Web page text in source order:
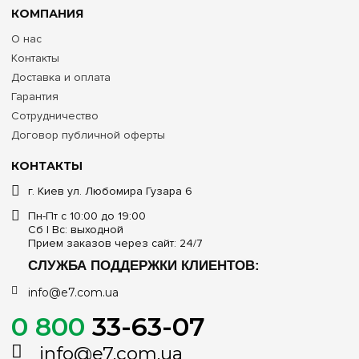
автоматике.
Выбирайте надежное европейское оборудование для
безопасности вашей техники! Заказывайте оригинальные
пластиковые
e7.com.ua. Мы предлагаем сертифицированную продукцию с
официальной гарантией, помогаем укомплектовать щит
совместимыми автоматами и оперативно отправляем заказы
в Киев, Харьков, Днепр, Одессу, Львов и любой другой
населенный пункт Украины.
КОНТАКТЫ
г. Киев ул. Любомира Гузара 6
Пн-Пт с 10:00 до 19:00
Сб | Вс: выходной
Прием заказов через сайт: 24/7
СЛУЖБА ПОДДЕРЖКИ КЛИЕНТОВ:
info@e7.com.ua
0 800 33-63-07
info@e7.com.ua
КОМПАНИЯ
О нас
Контакты
Доставка и оплата
Гарантия
Сотрудничество
Договор публичной оферты